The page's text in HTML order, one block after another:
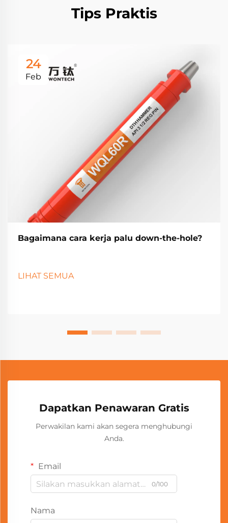
Tips Praktis
24
Feb
Bagaimana cara kerja palu down-the-hole?
LIHAT SEMUA
Dapatkan Penawaran Gratis
Perwakilan kami akan segera menghubungi
Anda.
Email
0/100
Nama